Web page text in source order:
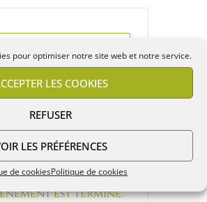
pour optimiser notre site web et notre service.
LES COOKIES
REFUSER
LES PRÉFÉRENCES
de cookiesPolitique de cookies
Ajouter à mon Agenda Google
+ iCal / Outlook export
est terminé.